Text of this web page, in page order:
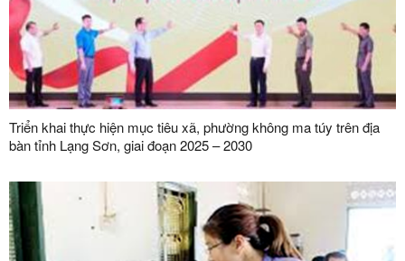
Triển khai thực hiện mục tiêu xã, phường không ma túy trên địa
bàn tỉnh Lạng Sơn, giai đoạn 2025 – 2030